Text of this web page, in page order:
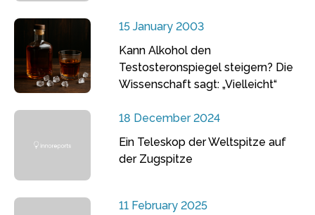
15 January 2003
Kann Alkohol den
Testosteronspiegel steigern? Die
Wissenschaft sagt: „Vielleicht“
18 December 2024
Ein Teleskop der Weltspitze auf
der Zugspitze
11 February 2025